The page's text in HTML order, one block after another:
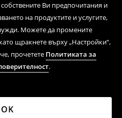
Ви предпочитания и
на продуктите и услугите,
Можете да промените
щракнете върху „Настройки“,
прочетете Политиката за
.
OK